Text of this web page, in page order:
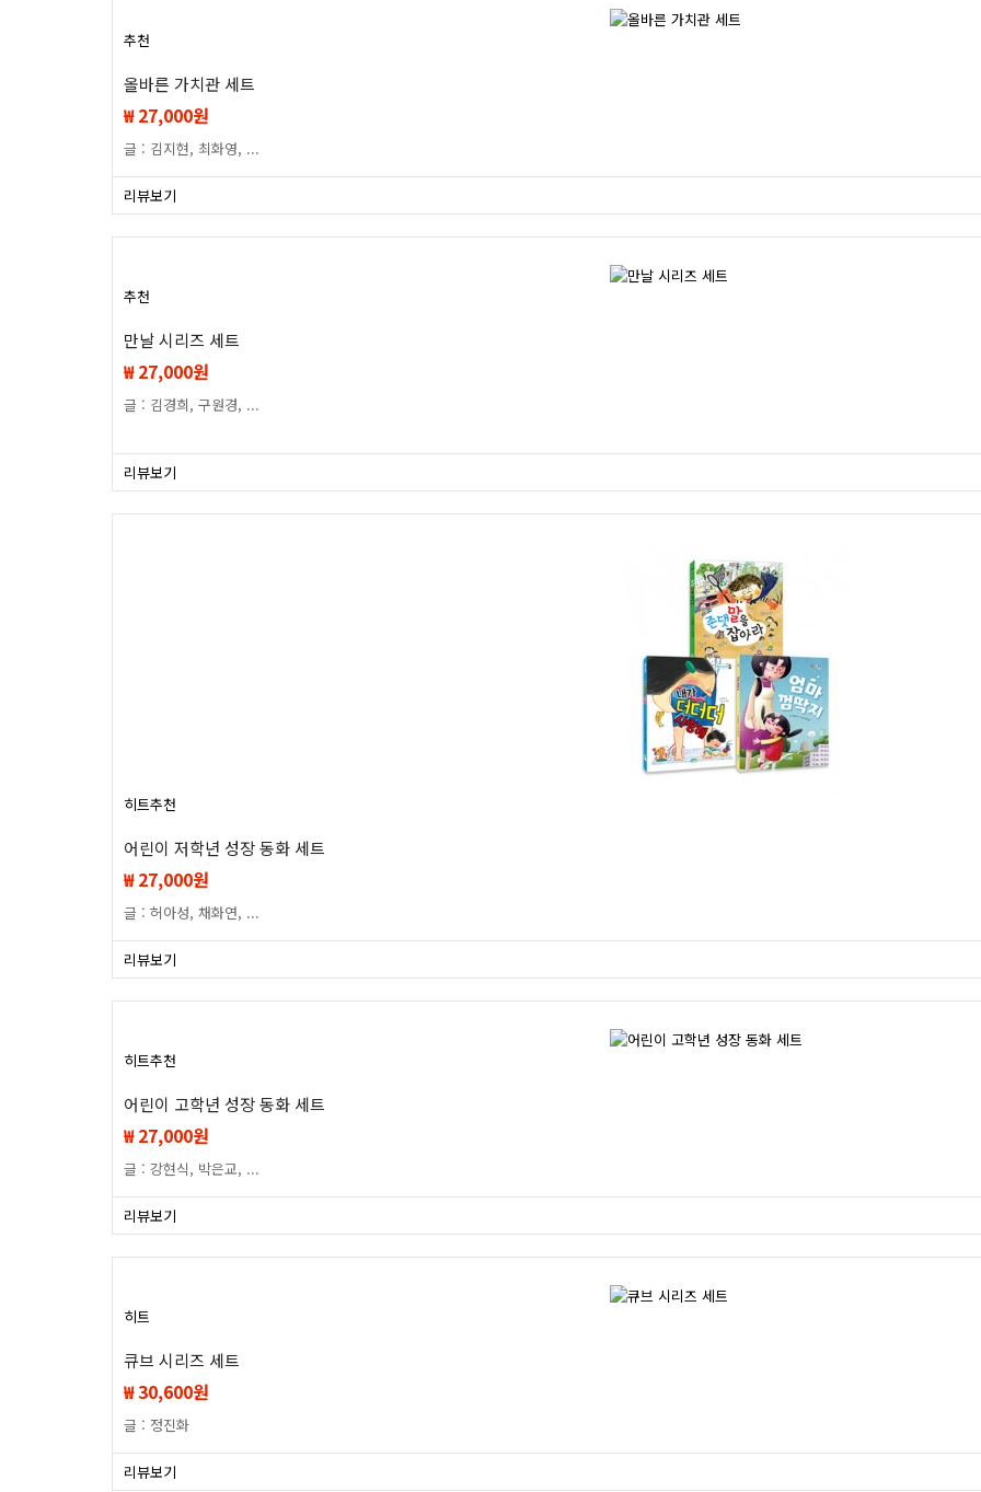
추천
올바른 가치관 세트
₩ 27,000원
글 : 김지현, 최화영, ...
리뷰보기
추천
만날 시리즈 세트
₩ 27,000원
글 : 김경희, 구원경, ...
리뷰보기
히트추천
어린이 저학년 성장 동화 세트
₩ 27,000원
글 : 허아성, 채화연, ...
리뷰보기
히트추천
어린이 고학년 성장 동화 세트
₩ 27,000원
글 : 강현식, 박은교, ...
리뷰보기
히트
큐브 시리즈 세트
₩ 30,600원
글 : 정진화
리뷰보기